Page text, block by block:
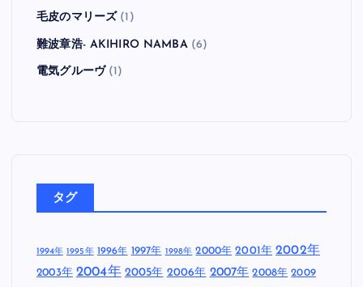
毛皮のマリーズ (1)
難波章浩- AKIHIRO NAMBA(6)
電気グルーヴ(1)
タグ
1994年 1995年 1996年 1997年 1998年 2000年 2001年 2002年
2003年 2004年 2005年 2006年 2007年 2008年 2009